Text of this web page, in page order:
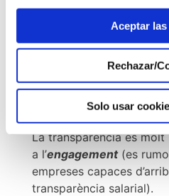
Aceptar
Rechazar/
Solo usar
molts cops el posem en
candidata. Crec que és
de lacontractació per
sempre valorem prou.
Transparència
La transparència és molt
a l’engagement(es
empreses capaces
transparència salarial).